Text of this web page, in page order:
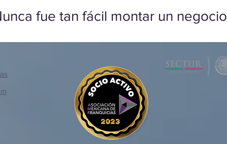
fue tan fácil montar un negocio